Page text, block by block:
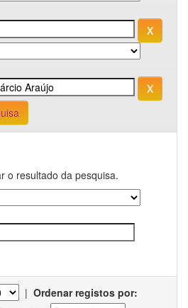
o resultado da pesquisa.
| Ordenar registos por: